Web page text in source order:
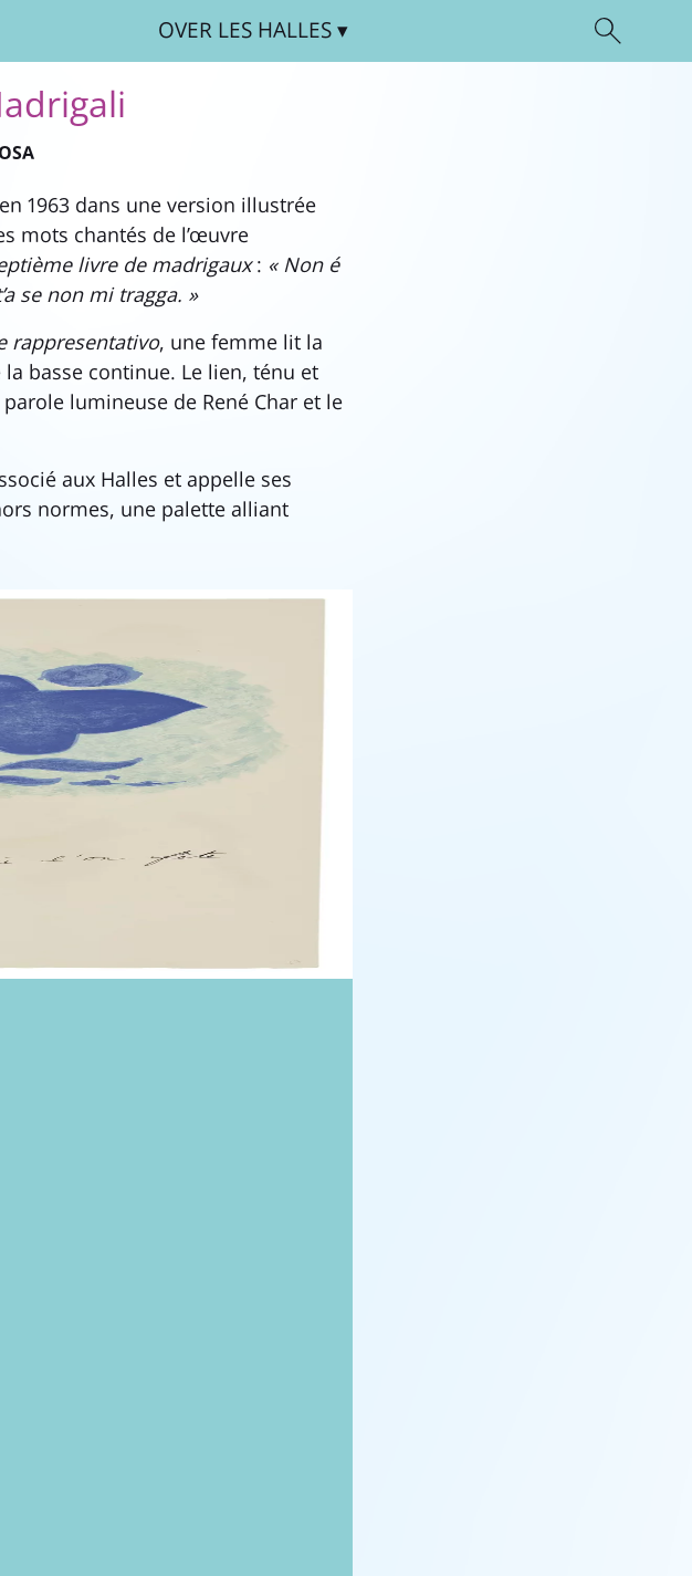
OVER LES HALLES
1963 dans une version illustrée
mots chantés de l’œuvre
livre de madrigaux: « Non é
se non mi tragga. »
rappresentativo, une femme lit la
basse continue. Le lien, ténu et
lumineuse de René Char et le
aux Halles et appelle ses
normes, une palette alliant